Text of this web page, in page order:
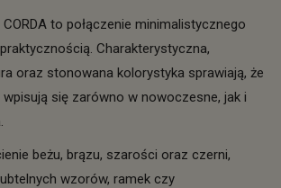
to połączenie minimalistycznego
Charakterystyczna,
oraz stonowana kolorystyka sprawiają, że
się zarówno w nowoczesne, jak i
beżu, brązu, szarości oraz czerni,
wzorów, ramek czy